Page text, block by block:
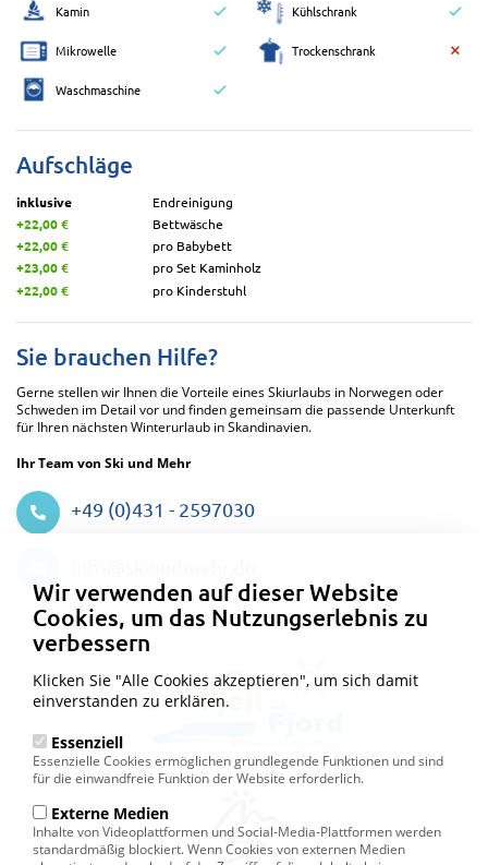
Kamin Kühlschrank
Mikrowelle Trockenschrank
Waschmaschine
Aufschläge
inklusive
Endreinigung
+22,00 €
Bettwäsche
+22,00 €
pro Babybett
+23,00 €
pro Set Kaminholz
+22,00 €
pro Kinderstuhl
Sie brauchen Hilfe?
Gerne stellen wir Ihnen die Vorteile eines Skiurlaubs in Norwegen oder
Schweden im Detail vor und finden gemeinsam die passende Unterkunft
für Ihren nächsten Winterurlaub in Skandinavien.
Ihr Team von Ski und Mehr
+49 (0)431 - 2597030
Wir verwenden auf dieser Website
Cookies, um das Nutzungserlebnis zu
verbessern
Klicken Sie "Alle Cookies akzeptieren", um sich damit
einverstanden zu erklären.
Essenziell
Essenzielle Cookies ermöglichen grundlegende Funktionen und sind
für die einwandfreie Funktion der Website erforderlich.
Externe Medien
Inhalte von Videoplattformen und Social-Media-Plattformen werden
standardmäßig blockiert. Wenn Cookies von externen Medien